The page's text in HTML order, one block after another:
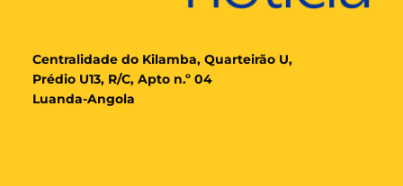
Centralidade do Kilamba, Quarteirão U,
Prédio U13, R/C, Apto n.º 04
Luanda-Angola